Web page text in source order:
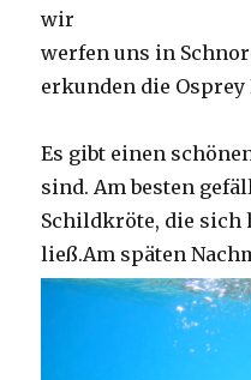
wir
werfen uns in
erkunden die Osprey
Es gibt einen
sind. Am besten
Schildkröte, die
ließ.Am späten